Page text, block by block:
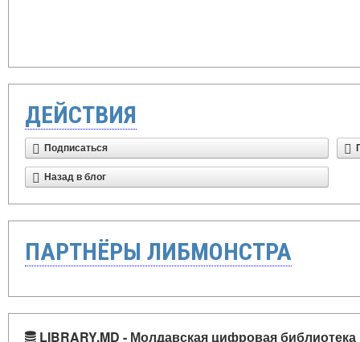
ДЕЙСТВИЯ
Подписаться
Назад в блог
ПАРТНЁРЫ ЛИБМОНСТРА
LIBRARY.MD - Молдавская цифровая библиотека